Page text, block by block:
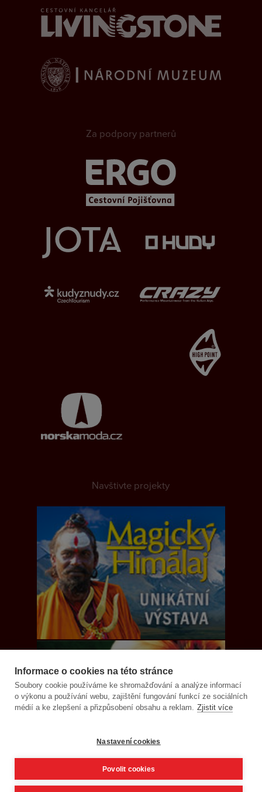
Informace o cookies na této stránce
Soubory cookie používáme ke shromažďování a analýze informací
o výkonu a používání webu, zajištění fungování funkcí ze sociálních
médií a ke zlepšení a přizpůsobení obsahu a reklam. Zjistit více
Nastavení cookies
Povolit cookies
Za podpory partnerů
Navštivte projekty